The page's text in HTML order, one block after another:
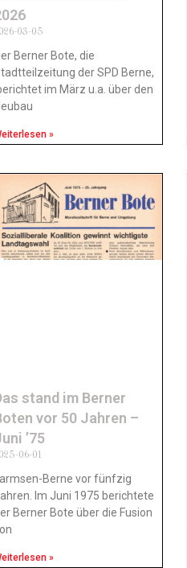
03-05
Berner Bote, die
der SPD Berne,
im März u.a. über den
»
stand im Berner
vor 50 Jahren –
’75
06-01
Berne vor fünfzig
Im Juni 1975 berichtete
Berner Bote über die Fusion
»